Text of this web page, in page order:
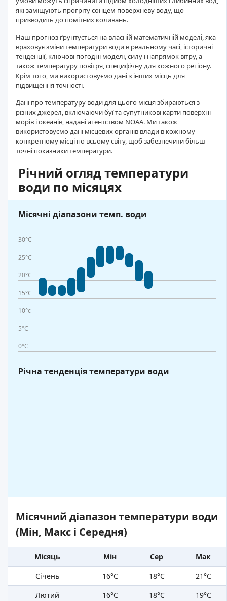
які заміщують прогріту сонцем поверхневу воду, що
призводить до помітних коливань.
Наш прогноз ґрунтується на власній математичній моделі, яка
враховує зміни температури води в реальному часі, історичні
тенденції, ключові погодні моделі, силу і напрямок вітру, а
також температуру повітря, специфічну для кожного регіону.
Крім того, ми використовуємо дані з інших місць для
підвищення точності.
Дані про температуру води для цього місця збираються з
різних джерел, включаючи буї та супутникові карти поверхні
морів і океанів, надані агентством NOAA. Ми також
використовуємо дані місцевих органів влади в кожному
конкретному місці по всьому світу, щоб забезпечити більш
точні показники температури.
Річний огляд температури
води по місяцях
Місячні діапазони темп. води
30°C
25°C
20°C
15°C
10°c
5°C
0°C
Річна тенденція температури води
Місячний діапазон температури води
(Мін, Макс і Середня)
Місяць Мін Сер
Мак
Січень
16°C 18°C
21°C
Лютий
16°C 18°C
19°C